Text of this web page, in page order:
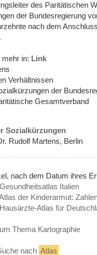
des Paritätischen
der Bundesregierung
nach dem
mehr in: Link
Verhältnissen
der
Gesamtverband
Sozialkürzungen
Rudolf Martens, Berlin
nach dem Datum ihres
Gesundheitsatlas Italien
der Kinderarmut:
Hausärzte-Atlas für
Thema Kartographie
nach Atlas